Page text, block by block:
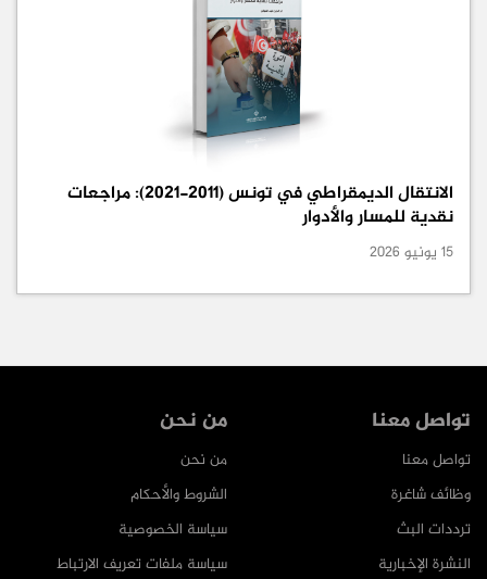
الانتقال الديمقراطي في تونس (2011-2021): مراجعات
نقدية للمسار والأدوار
15 يونيو 2026
من نحن
من نحن
الشروط والأحكام
سياسة الخصوصية
سياسة ملفات تعريف الارتباط
تواصل معنا
تواصل معنا
وظائف شاغرة
ترددات البث
النشرة الإخبارية